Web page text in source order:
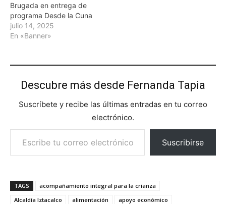
Brugada en entrega de
programa Desde la Cuna
julio 14, 2025
En «Banner»
Descubre más desde Fernanda Tapia
Suscríbete y recibe las últimas entradas en tu correo
electrónico.
Escribe tu correo electrónico…
Suscribirse
TAGS
acompañamiento integral para la crianza
Alcaldía Iztacalco
alimentación
apoyo económico